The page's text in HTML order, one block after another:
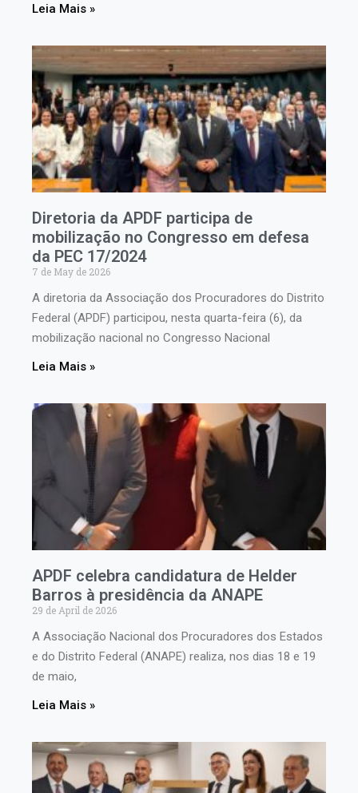
Leia Mais »
Diretoria da APDF participa de
mobilização no Congresso em defesa
da PEC 17/2024
7 de May de 2026
A diretoria da Associação dos Procuradores do Distrito
Federal (APDF) participou, nesta quarta-feira (6), da
mobilização nacional no Congresso Nacional
Leia Mais »
APDF celebra candidatura de Helder
Barros à presidência da ANAPE
29 de April de 2026
A Associação Nacional dos Procuradores dos Estados
e do Distrito Federal (ANAPE) realiza, nos dias 18 e 19
de maio,
Leia Mais »